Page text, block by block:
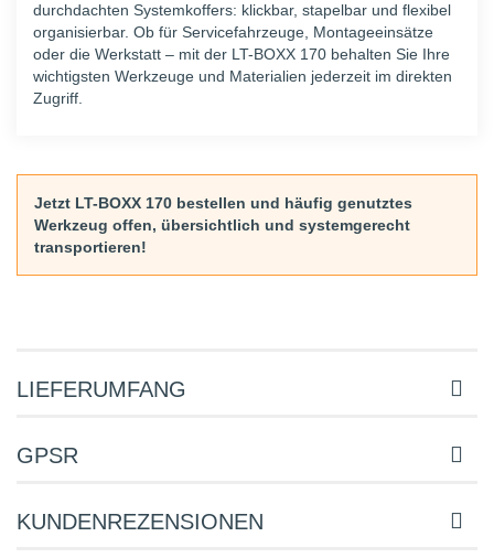
durchdachten Systemkoffers: klickbar, stapelbar und flexibel
organisierbar. Ob für Servicefahrzeuge, Montageeinsätze
oder die Werkstatt – mit der LT-BOXX 170 behalten Sie Ihre
wichtigsten Werkzeuge und Materialien jederzeit im direkten
Zugriff.
Jetzt LT-BOXX 170 bestellen und häufig genutztes
Werkzeug offen, übersichtlich und systemgerecht
transportieren!
LIEFERUMFANG
GPSR
KUNDENREZENSIONEN